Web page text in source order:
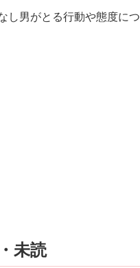
し男がとる行動や態度に
未読